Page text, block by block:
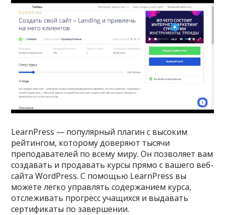
LearnPress — популярный плагин с высоким
рейтингом, которому доверяют тысячи
преподавателей по всему миру. Он позволяет вам
создавать и продавать курсы прямо с вашего веб-
сайта WordPress. С помощью LearnPress вы
можете легко управлять содержанием курса,
отслеживать прогресс учащихся и выдавать
сертификаты по завершении.